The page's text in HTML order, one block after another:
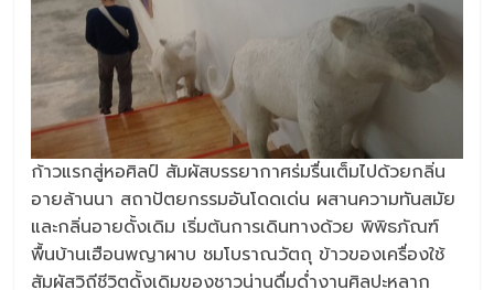
ก้าวแรกสู่หอศิลป์ สัมผัสบรรยากาศร่มรื่นเต็มไปด้วยกลิ่น
อายล้านนา สถาปัตยกรรมอันโดดเด่น ผสานความทันสมัย
และกลิ่นอายดั้งเดิม เริ่มต้นการเดินทางด้วย พิพิธภัณฑ์
พื้นบ้านเฮือนพญาผาบ ชมโบราณวัตถุ ข้าวของเครื่องใช้
สัมผัสวิถีชีวิตดั้งเดิมของชาวน่านดื่มด่ำงานศิลปะหลาก